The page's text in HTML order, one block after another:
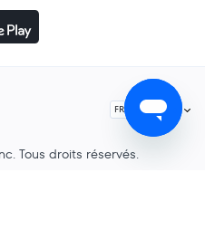
FR Français
Tous droits réservés.